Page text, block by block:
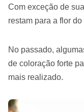
Com exceção de
restam para a flor do
No passado,
de coloração forte
mais realizado.